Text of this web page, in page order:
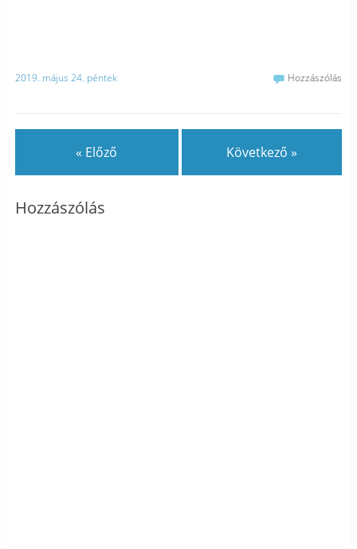
2019. május 24. péntek Hozzászólás
« Előző Következő »
Hozzászólás